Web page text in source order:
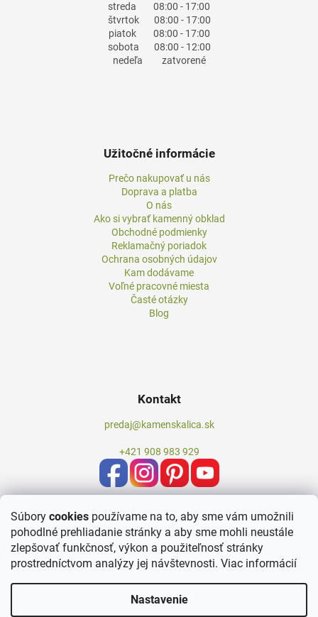
Súbory cookies používame na to, aby sme vám umožnili
pohodlné prehliadanie stránky a aby sme mohli neustále
zlepšovať funkčnosť, výkon a použiteľnosť stránky
prostredníctvom analýzy jej návštevnosti. Viac informácií
Nastavenie
streda 08:00 - 17:00
štvrtok08:00 - 17:00
piatok08:00 - 17:00
sobota 08:00 - 12:00
nedeľa zatvorené
Užitočné informácie
Prečo nakupovať u nás
Doprava a platba
O nás
Ako si vybrať kamenný obklad
Obchodné podmienky
Reklamačný poriadok
Ochrana osobných údajov
Kam dodávame
Voľné pracovné miesta
Časté otázky
Blog
Kontakt
predaj@kamenskalica.sk
+421 908 983 929
Vytvoril Shoptet